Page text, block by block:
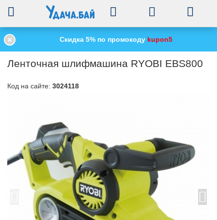
Главная Электроинструменты/ Шлифовальные машинки
Ленточная шлифмашина RYOBI EBS800
Код на сайте: 3024118
Скидка 5% по промокоду kupon5